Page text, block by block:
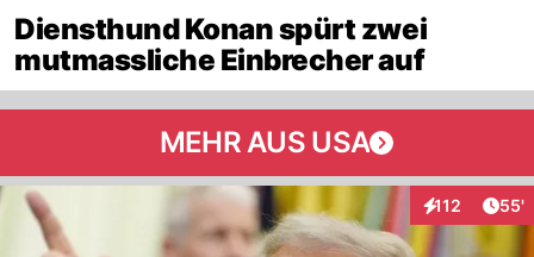
Diensthund Konan spürt zwei
mutmassliche Einbrecher auf
MEHR AUS USA
112
Interaktionen
55'